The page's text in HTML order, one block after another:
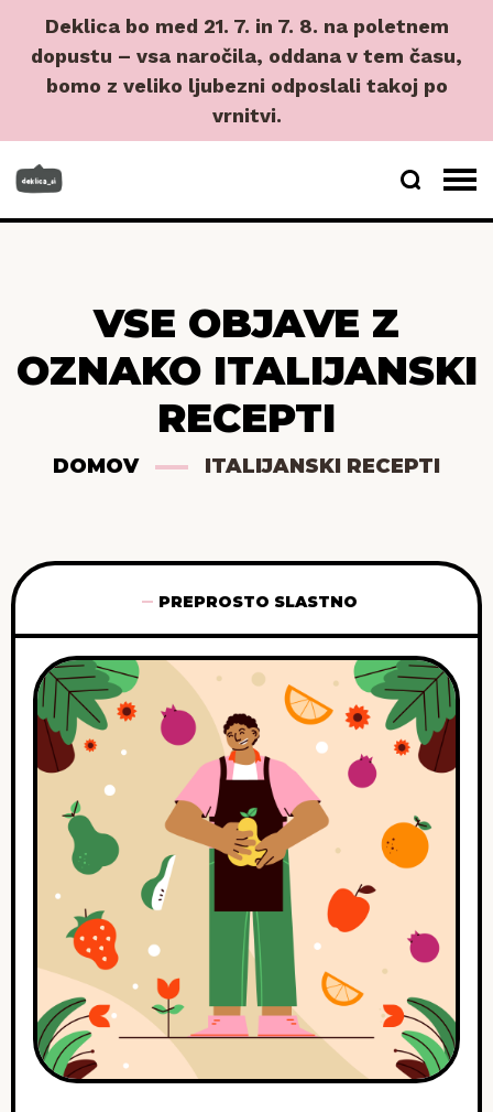
Deklica bo med 21. 7. in 7. 8. na poletnem
dopustu – vsa naročila, oddana v tem času,
bomo z veliko ljubezni odposlali takoj po
vrnitvi.
VSE OBJAVE Z
OZNAKO ITALIJANSKI
RECEPTI
DOMOV ITALIJANSKI RECEPTI
PREPROSTO SLASTNO